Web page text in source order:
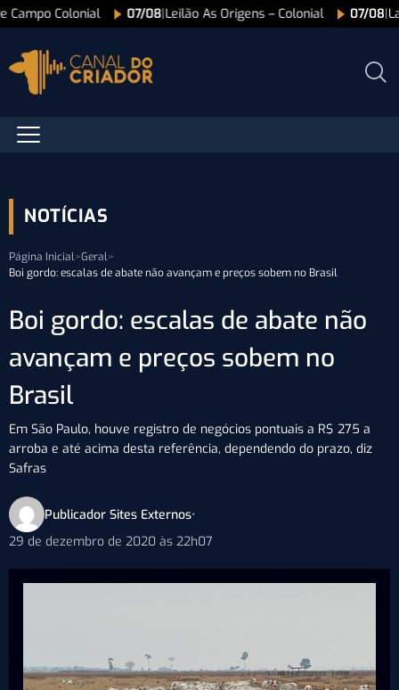
Campo Colonial 07/08|Leilão As Origens – Colonial 07/08|
NOTÍCIAS
Página Inicial>Geral>
Boi gordo: escalas de abate não avançam e preços sobem no Brasil
Boi gordo: escalas de abate não
avançam e preços sobem no
Brasil
Em São Paulo, houve registro de negócios pontuais a R$ 275 a
arroba e até acima desta referência, dependendo do prazo, diz
Safras
Publicador Sites Externos•
29 de dezembro de 2020 às 22h07